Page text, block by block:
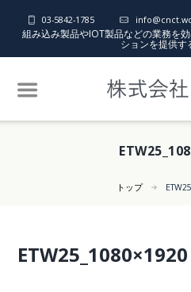
03-5842-1785
組み込み製品やIOT製品などの業務を
ションを提供す
トップ
ETW25_1080×1920